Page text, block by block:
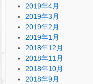
2019年4月
2019年3月
2019年2月
2019年1月
2018年12月
2018年11月
2018年10月
2018年9月